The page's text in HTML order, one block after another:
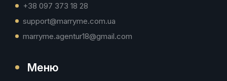
+38 097 373 18 28
support@marryme.com.ua
marryme.agentur18@gmail.com
Меню